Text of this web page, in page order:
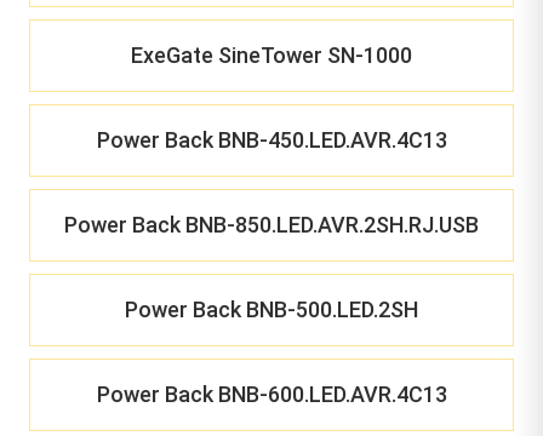
ExeGate SineTower SN-1000
Power Back BNB-450.LED.AVR.4C13
Power Back BNB-850.LED.AVR.2SH.RJ.USB
Power Back BNB-500.LED.2SH
Power Back BNB-600.LED.AVR.4C13